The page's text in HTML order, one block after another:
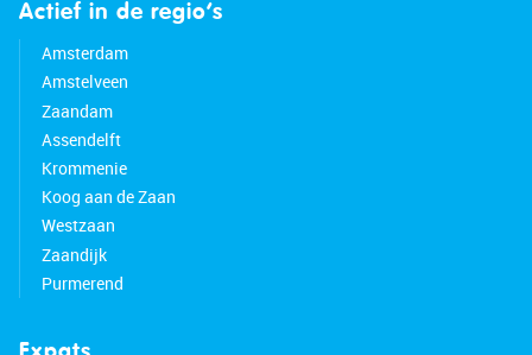
Actief in de regio’s
Amsterdam
Amstelveen
Zaandam
Assendelft
Krommenie
Koog aan de Zaan
Westzaan
Zaandijk
Purmerend